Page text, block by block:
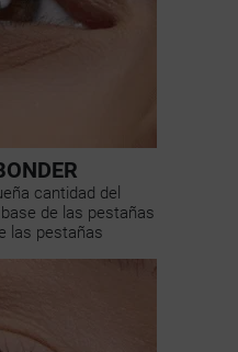
cantidad del
de las pestañas
las pestañas